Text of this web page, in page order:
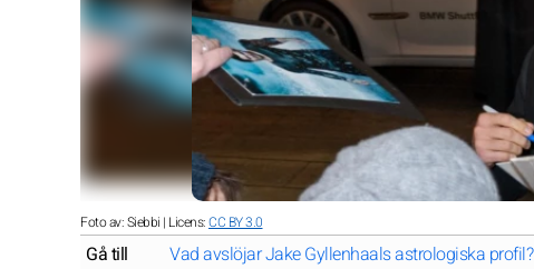
Foto av: Siebbi | Licens:CC BY 3.0
Gå till Vad avslöjar Jake Gyllenhaals astrologiska profil?